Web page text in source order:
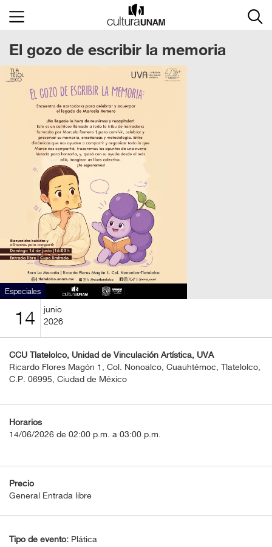
CulturaUNAM
ACTIVIDADES
CULTURALES
CONVOCATORIAS
SALA
DE
PRENSA
RECINTOS
DOCUMENTOS
BOLETOS
Guía
Mensual
CulturaCulturaUNAM
El gozo de escribir la memoria
Especiales
14
junio
2026
CCU Tlatelolco, Unidad de Vinculación Artística, UVA
Ricardo Flores Magón 1, Col. Nonoalco, Cuauhtémoc, Tlatelolco,
C.P. 06995, Ciudad de México
Horarios
14/06/2026 de 02:00 p.m. a 03:00 p.m.
Precio
General Entrada libre
Tipo de evento: Plática
×